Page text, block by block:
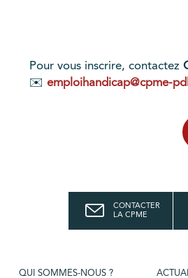
Pour vous inscrire, contactez
✉️ emploihandicap@cpme-
CONTACTER
LA CPME
QUI SOMMES-NOUS ?